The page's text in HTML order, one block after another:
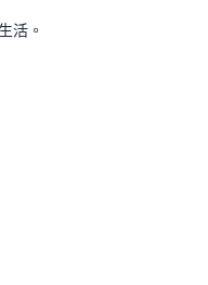
活。